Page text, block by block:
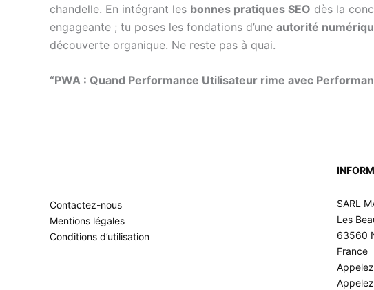
chandelle. En intégrant les bonnes pratiques SEO dès la
engageante ; tu poses les fondations d’une autorité
découverte organique. Ne reste pas à quai.
“PWA : Quand Performance Utilisateur rime avec
Contactez-nous
Mentions légales
Conditions d’utilisation
SARL
Les
63560
France